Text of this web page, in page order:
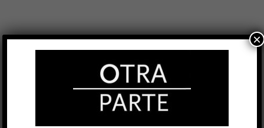
Russell Hoban,Ven a bailar conmigo,
2025, 176 págs.
×